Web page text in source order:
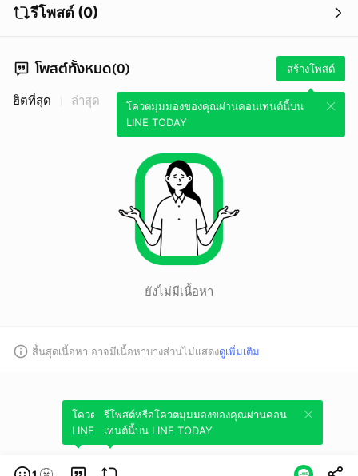
รีโพสต์ (0)
โพสต์ทั้งหมด(0) สร้างโพสต์
โควตมุมมองของคุณผ่านคอนเทนต์นี้บน
LINE TODAY
ฮิตที่สุด ล่าสุด
ยังไม่มีเนื้อหา
สิ้นสุดเนื้อหา อาจมีเนื้อหาบางส่วนไม่แสดงดูเพิ่มเติม
โควตมุมมองของคุณผ่านคอนเทนต์นี้บน
LINE TODAY
รีโพสต์หรือโควตมุมมองของคุณผ่านคอน
เทนต์นี้บน LINE TODAY